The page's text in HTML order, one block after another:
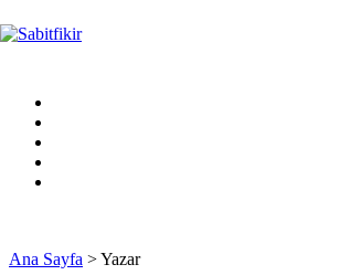
Ana Sayfa > Yazar